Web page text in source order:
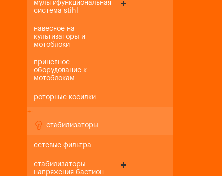
мультифункциональная
система stihl
навесное на
культиваторы и
мотоблоки
прицепное
оборудование к
мотоблокам
роторные косилки
+-
стабилизаторы
сетевые фильтра
стабилизаторы
напряжения бастион